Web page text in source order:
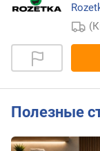
Полезные